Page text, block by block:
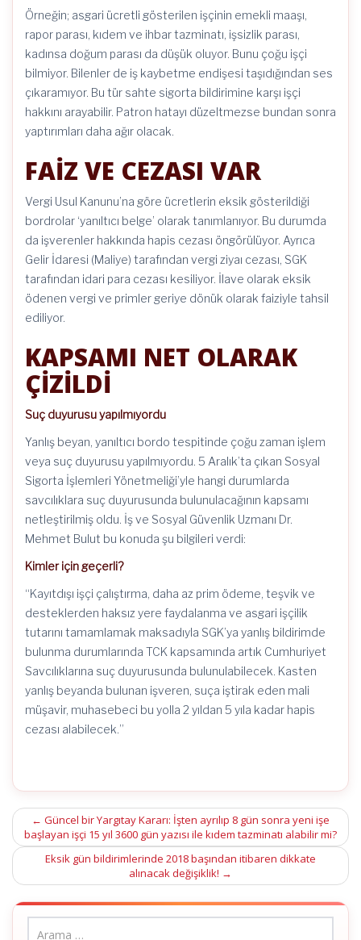
Örneğin; asgari ücretli gösterilen işçinin emekli maaşı,
rapor parası, kıdem ve ihbar tazminatı, işsizlik parası,
kadınsa doğum parası da düşük oluyor. Bunu çoğu işçi
bilmiyor. Bilenler de iş kaybetme endişesi taşıdığından ses
çıkaramıyor. Bu tür sahte sigorta bildirimine karşı işçi
hakkını arayabilir. Patron hatayı düzeltmezse bundan sonra
yaptırımları daha ağır olacak.
FAİZ VE CEZASI VAR
Vergi Usul Kanunu’na göre ücretlerin eksik gösterildiği
bordrolar ‘yanıltıcı belge’ olarak tanımlanıyor. Bu durumda
da işverenler hakkında hapis cezası öngörülüyor. Ayrıca
Gelir İdaresi (Maliye) tarafından vergi ziyaı cezası, SGK
tarafından idari para cezası kesiliyor. İlave olarak eksik
ödenen vergi ve primler geriye dönük olarak faiziyle tahsil
ediliyor.
KAPSAMI NET OLARAK
ÇİZİLDİ
Suç duyurusu yapılmıyordu
Yanlış beyan, yanıltıcı bordo tespitinde çoğu zaman işlem
veya suç duyurusu yapılmıyordu. 5 Aralık’ta çıkan Sosyal
Sigorta İşlemleri Yönetmeliği’yle hangi durumlarda
savcılıklara suç duyurusunda bulunulacağının kapsamı
netleştirilmiş oldu. İş ve Sosyal Güvenlik Uzmanı Dr.
Mehmet Bulut bu konuda şu bilgileri verdi:
Kimler için geçerli?
“Kayıtdışı işçi çalıştırma, daha az prim ödeme, teşvik ve
desteklerden haksız yere faydalanma ve asgari işçilik
tutarını tamamlamak maksadıyla SGK’ya yanlış bildirimde
bulunma durumlarında TCK kapsamında artık Cumhuriyet
Savcılıklarına suç duyurusunda bulunulabilecek. Kasten
yanlış beyanda bulunan işveren, suça iştirak eden mali
müşavir, muhasebeci bu yolla 2 yıldan 5 yıla kadar hapis
cezası alabilecek.”
Post
navigation
← Güncel bir Yargıtay Kararı: İşten ayrılıp 8 gün sonra yeni işe
başlayan işçi 15 yıl 3600 gün yazısı ile kıdem tazminatı alabilir mi?
Eksik gün bildirimlerinde 2018 başından itibaren dikkate
alınacak değişiklik! →